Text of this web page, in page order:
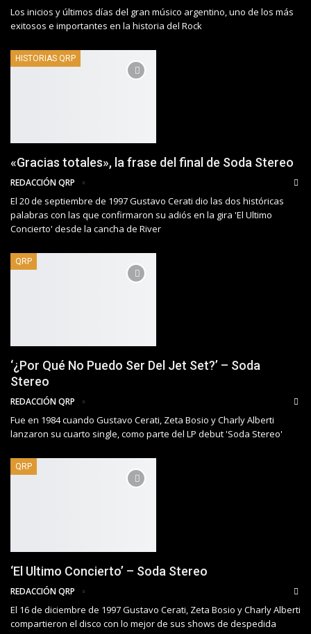
Los inicios y últimos días del gran músico argentino, uno de los más
exitosos e importantes en la historia del Rock
HISTORIAS QRP
«Gracias totales», la frase del final de Soda Stereo
REDACCIÓN QRP
El 20 de septiembre de 1997 Gustavo Cerati dio las dos históricas
palabras con las que confirmaron su adiós en la gira 'El Ultimo
Concierto' desde la cancha de River
QRP
‘¿Por Qué No Puedo Ser Del Jet Set?’ – Soda
Stereo
REDACCIÓN QRP
Fue en 1984 cuando Gustavo Cerati, Zeta Bosio y Charly Alberti
lanzaron su cuarto single, como parte del LP debut 'Soda Stereo'
QRP
‘El Ultimo Concierto’ – Soda Stereo
REDACCIÓN QRP
El 16 de diciembre de 1997 Gustavo Cerati, Zeta Bosio y Charly Alberti
compartieron el disco con lo mejor de sus shows de despedida